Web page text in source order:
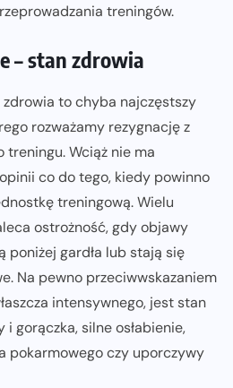
treningów.
– stan zdrowia
to chyba najczęstszy
rozważamy rezygnację z
treningu. Wciąż nie ma
co do tego, kiedy powinno
treningową. Wielu
ostrożność, gdy objawy
poniżej gardła lub stają się
Na pewno przeciwwskazaniem
intensywnego, jest stan
i gorączka, silne osłabienie,
pokarmowego czy uporczywy